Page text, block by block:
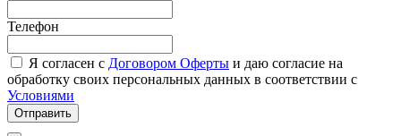
Телефон
Я согласен с Договором Оферты и даю согласие на
обработку своих персональных данных в соответствии с
Условиями
Отправить